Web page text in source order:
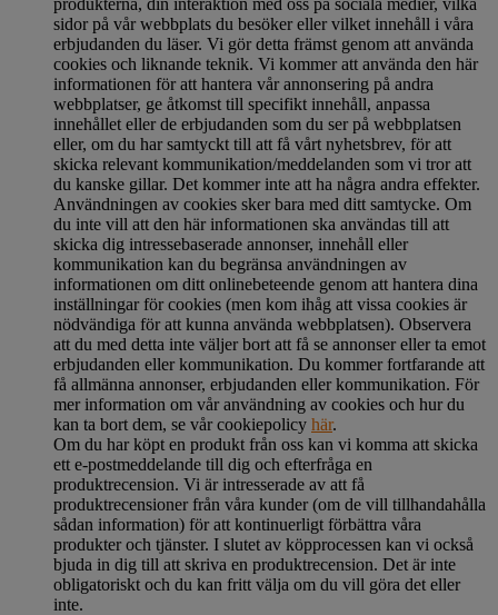
produkterna, din interaktion med oss på sociala medier, vilka
sidor på vår webbplats du besöker eller vilket innehåll i våra
erbjudanden du läser. Vi gör detta främst genom att använda
cookies och liknande teknik. Vi kommer att använda den här
informationen för att hantera vår annonsering på andra
webbplatser, ge åtkomst till specifikt innehåll, anpassa
innehållet eller de erbjudanden som du ser på webbplatsen
eller, om du har samtyckt till att få vårt nyhetsbrev, för att
skicka relevant kommunikation/meddelanden som vi tror att
du kanske gillar. Det kommer inte att ha några andra effekter.
Användningen av cookies sker bara med ditt samtycke. Om
du inte vill att den här informationen ska användas till att
skicka dig intressebaserade annonser, innehåll eller
kommunikation kan du begränsa användningen av
informationen om ditt onlinebeteende genom att hantera dina
inställningar för cookies (men kom ihåg att vissa cookies är
nödvändiga för att kunna använda webbplatsen). Observera
att du med detta inte väljer bort att få se annonser eller ta emot
erbjudanden eller kommunikation. Du kommer fortfarande att
få allmänna annonser, erbjudanden eller kommunikation. För
mer information om vår användning av cookies och hur du
kan ta bort dem, se vår cookiepolicy här.
Om du har köpt en produkt från oss kan vi komma att skicka
ett e-postmeddelande till dig och efterfråga en
produktrecension. Vi är intresserade av att få
produktrecensioner från våra kunder (om de vill tillhandahålla
sådan information) för att kontinuerligt förbättra våra
produkter och tjänster. I slutet av köpprocessen kan vi också
bjuda in dig till att skriva en produktrecension. Det är inte
obligatoriskt och du kan fritt välja om du vill göra det eller
inte.